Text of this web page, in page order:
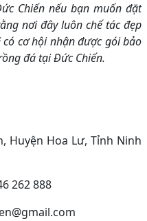
Chiến nếu bạn muốn đặt
nơi đây luôn chế tác đẹp
cơ hội nhận được gói bảo
đá tại Đức Chiến.
Huyện Hoa Lư, Tỉnh Ninh
262 888